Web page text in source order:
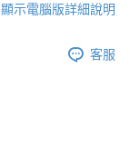
顯示電腦版詳細說明
客服